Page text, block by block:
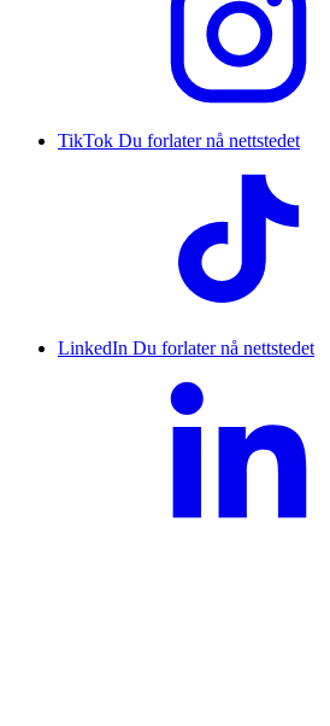
TikTok Du forlater nå nettstedet
LinkedIn Du forlater nå nettstedet